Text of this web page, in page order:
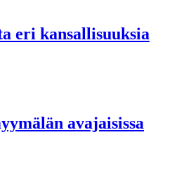
eri kansallisuuksia
avajaisissa